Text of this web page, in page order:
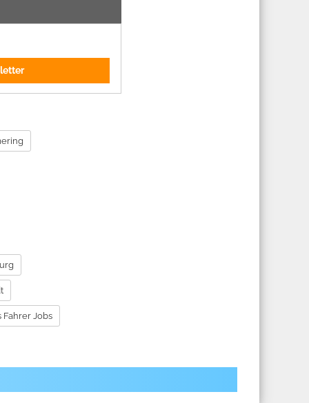
Fahrer Jobs